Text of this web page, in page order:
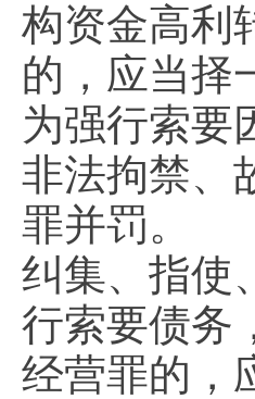
构资金高利
的，应当择
为强行索要
非法拘禁、
罪并罚。
纠集、指使
行索要债务
经营罪的，